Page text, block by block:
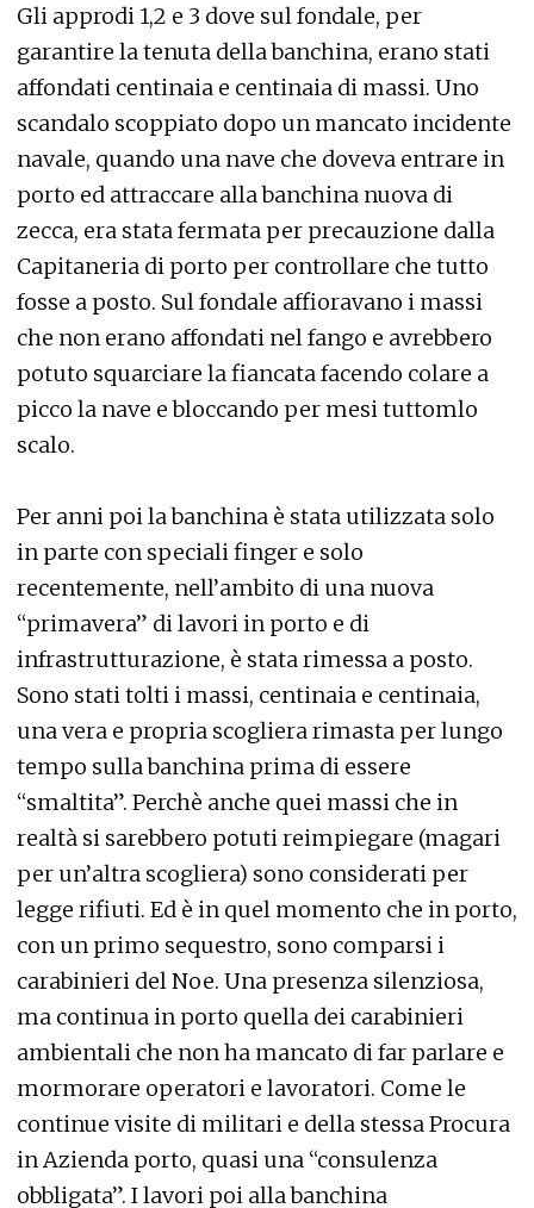
Gli approdi 1,2 e 3 dove sul fondale, per
garantire la tenuta della banchina, erano stati
affondati centinaia e centinaia di massi. Uno
scandalo scoppiato dopo un mancato incidente
navale, quando una nave che doveva entrare in
porto ed attraccare alla banchina nuova di
zecca, era stata fermata per precauzione dalla
Capitaneria di porto per controllare che tutto
fosse a posto. Sul fondale affioravano i massi
che non erano affondati nel fango e avrebbero
potuto squarciare la fiancata facendo colare a
picco la nave e bloccando per mesi tuttomlo
scalo.
Per anni poi la banchina è stata utilizzata solo
in parte con speciali finger e solo
recentemente, nell’ambito di una nuova
“primavera” di lavori in porto e di
infrastrutturazione, è stata rimessa a posto.
Sono stati tolti i massi, centinaia e centinaia,
una vera e propria scogliera rimasta per lungo
tempo sulla banchina prima di essere
“smaltita”. Perchè anche quei massi che in
realtà si sarebbero potuti reimpiegare (magari
per un’altra scogliera) sono considerati per
legge rifiuti. Ed è in quel momento che in porto,
con un primo sequestro, sono comparsi i
carabinieri del Noe. Una presenza silenziosa,
ma continua in porto quella dei carabinieri
ambientali che non ha mancato di far parlare e
mormorare operatori e lavoratori. Come le
continue visite di militari e della stessa Procura
in Azienda porto, quasi una “consulenza
obbligata”. I lavori poi alla banchina